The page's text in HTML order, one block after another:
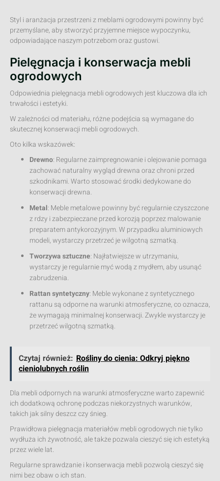
Styl i aranżacja przestrzeni z meblami ogrodowymi powinny być
przemyślane, aby stworzyć przyjemne miejsce wypoczynku,
odpowiadające naszym potrzebom oraz gustowi.
Pielęgnacja i konserwacja mebli
ogrodowych
Odpowiednia pielęgnacja mebli ogrodowych jest kluczowa dla ich
trwałości i estetyki.
W zależności od materiału, różne podejścia są wymagane do
skutecznej konserwacji mebli ogrodowych.
Oto kilka wskazówek:
Drewno: Regularne zaimpregnowanie i olejowanie pomaga
zachować naturalny wygląd drewna oraz chroni przed
szkodnikami. Warto stosować środki dedykowane do
konserwacji drewna.
Metal: Meble metalowe powinny być regularnie czyszczone
z rdzy i zabezpieczane przed korozją poprzez malowanie
preparatem antykorozyjnym. W przypadku aluminiowych
modeli, wystarczy przetrzeć je wilgotną szmatką.
Tworzywa sztuczne: Najłatwiejsze w utrzymaniu,
wystarczy je regularnie myć wodą z mydłem, aby usunąć
zabrudzenia.
Rattan syntetyczny: Meble wykonane z syntetycznego
rattanu są odporne na warunki atmosferyczne, co oznacza,
że wymagają minimalnej konserwacji. Zwykle wystarczy je
przetrzeć wilgotną szmatką.
Czytaj również: Rośliny do cienia: Odkryj piękno
cieniolubnych roślin
Dla mebli odpornych na warunki atmosferyczne warto zapewnić
ich dodatkową ochronę podczas niekorzystnych warunków,
takich jak silny deszcz czy śnieg.
Prawidłowa pielęgnacja materiałów mebli ogrodowych nie tylko
wydłuża ich żywotność, ale także pozwala cieszyć się ich estetyką
przez wiele lat.
Regularne sprawdzanie i konserwacja mebli pozwolą cieszyć się
nimi bez obaw o ich stan.